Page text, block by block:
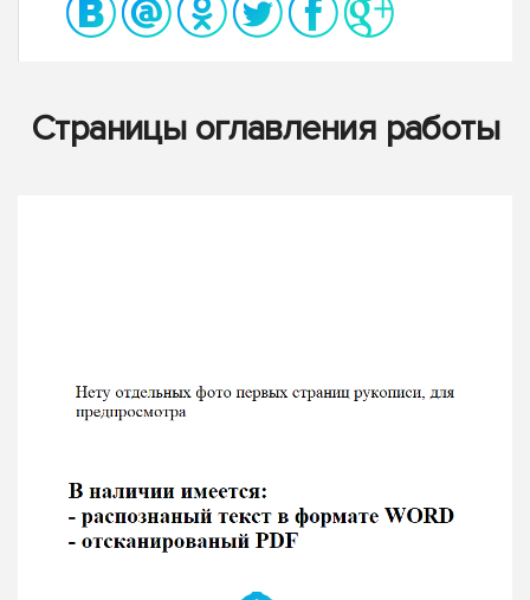
Страницы оглавления работы